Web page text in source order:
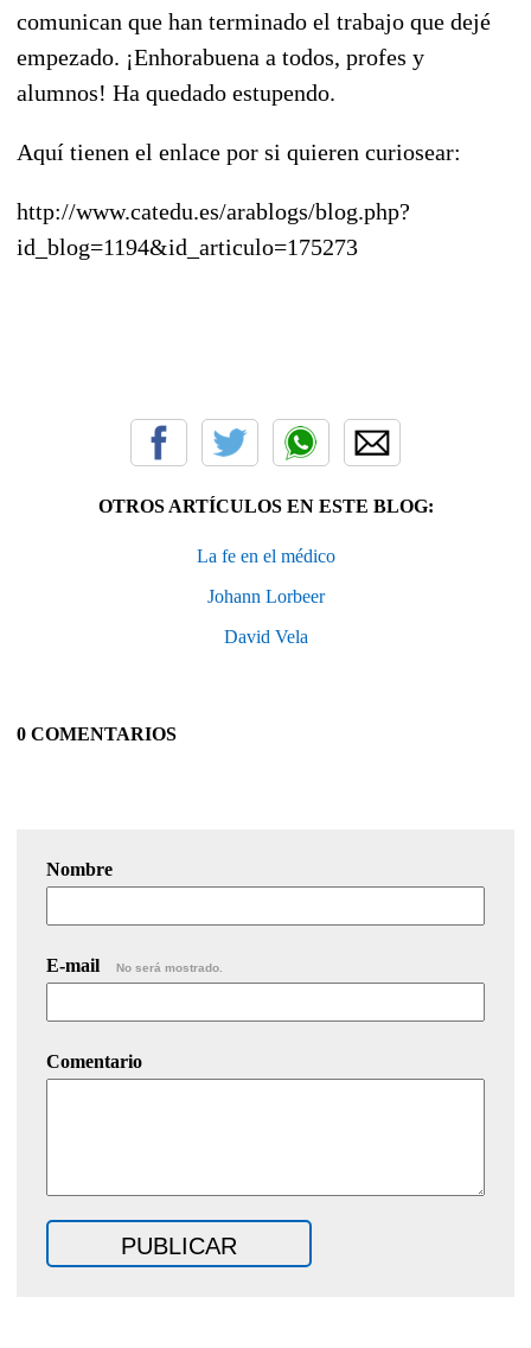
comunican que han terminado el trabajo que dejé
empezado. ¡Enhorabuena a todos, profes y
alumnos! Ha quedado estupendo.
Aquí tienen el enlace por si quieren curiosear:
http://www.catedu.es/arablogs/blog.php?
id_blog=1194&id_articulo=175273
OTROS ARTÍCULOS EN ESTE BLOG:
La fe en el médico
Johann Lorbeer
David Vela
0 COMENTARIOS
Nombre
E-mail No será mostrado.
Comentario